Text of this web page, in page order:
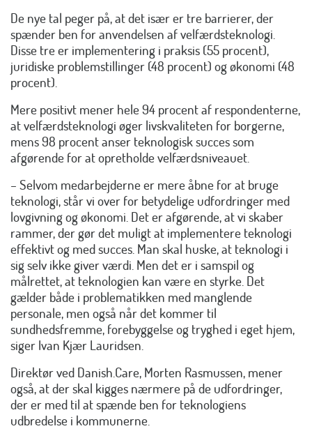
De nye tal peger på, at det især er tre barrierer, der
spænder ben for anvendelsen af velfærdsteknologi.
Disse tre er implementering i praksis (55 procent),
juridiske problemstillinger (48 procent) og økonomi (48
procent).
Mere positivt mener hele 94 procent af respondenterne,
at velfærdsteknologi øger livskvaliteten for borgerne,
mens 98 procent anser teknologisk succes som
afgørende for at opretholde velfærdsniveauet.
– Selvom medarbejderne er mere åbne for at bruge
teknologi, står vi over for betydelige udfordringer med
lovgivning og økonomi. Det er afgørende, at vi skaber
rammer, der gør det muligt at implementere teknologi
effektivt og med succes. Man skal huske, at teknologi i
sig selv ikke giver værdi. Men det er i samspil og
målrettet, at teknologien kan være en styrke. Det
gælder både i problematikken med manglende
personale, men også når det kommer til
sundhedsfremme, forebyggelse og tryghed i eget hjem,
siger Ivan Kjær Lauridsen.
Direktør ved Danish.Care, Morten Rasmussen, mener
også, at der skal kigges nærmere på de udfordringer,
der er med til at spænde ben for teknologiens
udbredelse i kommunerne.